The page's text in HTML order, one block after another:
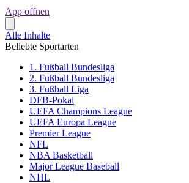
App öffnen
Alle Inhalte
Beliebte Sportarten
1. Fußball Bundesliga
2. Fußball Bundesliga
3. Fußball Liga
DFB-Pokal
UEFA Champions League
UEFA Europa League
Premier League
NFL
NBA Basketball
Major League Baseball
NHL